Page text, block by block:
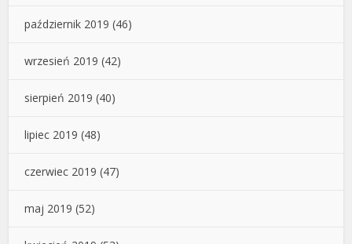
październik 2019 (46)
wrzesień 2019 (42)
sierpień 2019 (40)
lipiec 2019 (48)
czerwiec 2019 (47)
maj 2019 (52)